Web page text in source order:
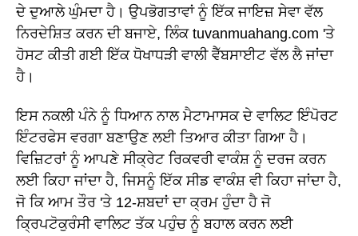
ਦੇ ਦੁਆਲੇ ਘੁੰਮਦਾ ਹੈ। ਉਪਭੋਗਤਾਵਾਂ ਨੂੰ ਇੱਕ ਜਾਇਜ਼ ਸੇਵਾ ਵੱਲ
ਨਿਰਦੇਸ਼ਿਤ ਕਰਨ ਦੀ ਬਜਾਏ, ਲਿੰਕ tuvanmuahang.com 'ਤੇ
ਹੋਸਟ ਕੀਤੀ ਗਈ ਇੱਕ ਧੋਖਾਧੜੀ ਵਾਲੀ ਵੈੱਬਸਾਈਟ ਵੱਲ ਲੈ ਜਾਂਦਾ
ਹੈ।
ਇਸ ਨਕਲੀ ਪੰਨੇ ਨੂੰ ਧਿਆਨ ਨਾਲ ਮੈਟਾਮਾਸਕ ਦੇ ਵਾਲਿਟ ਇੰਪੋਰਟ
ਇੰਟਰਫੇਸ ਵਰਗਾ ਬਣਾਉਣ ਲਈ ਤਿਆਰ ਕੀਤਾ ਗਿਆ ਹੈ।
ਵਿਜ਼ਿਟਰਾਂ ਨੂੰ ਆਪਣੇ ਸੀਕ੍ਰੇਟ ਰਿਕਵਰੀ ਵਾਕੰਸ਼ ਨੂੰ ਦਰਜ ਕਰਨ
ਲਈ ਕਿਹਾ ਜਾਂਦਾ ਹੈ, ਜਿਸਨੂੰ ਇੱਕ ਸੀਡ ਵਾਕੰਸ਼ ਵੀ ਕਿਹਾ ਜਾਂਦਾ ਹੈ,
ਜੋ ਕਿ ਆਮ ਤੌਰ 'ਤੇ 12-ਸ਼ਬਦਾਂ ਦਾ ਕ੍ਰਮ ਹੁੰਦਾ ਹੈ ਜੋ
ਕ੍ਰਿਪਟੋਕੁਰੰਸੀ ਵਾਲਿਟ ਤੱਕ ਪਹੁੰਚ ਨੂੰ ਬਹਾਲ ਕਰਨ ਲਈ